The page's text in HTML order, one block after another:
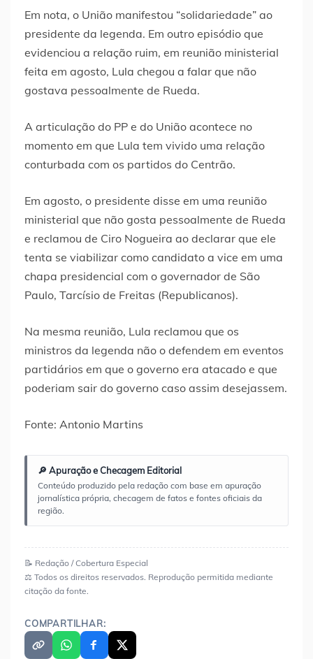
Em nota, o União manifestou “solidariedade” ao
presidente da legenda. Em outro episódio que
evidenciou a relação ruim, em reunião ministerial
feita em agosto, Lula chegou a falar que não
gostava pessoalmente de Rueda.
A articulação do PP e do União acontece no
momento em que Lula tem vivido uma relação
conturbada com os partidos do Centrão.
Em agosto, o presidente disse em uma reunião
ministerial que não gosta pessoalmente de Rueda
e reclamou de Ciro Nogueira ao declarar que ele
tenta se viabilizar como candidato a vice em uma
chapa presidencial com o governador de São
Paulo, Tarcísio de Freitas (Republicanos).
Na mesma reunião, Lula reclamou que os
ministros da legenda não o defendem em eventos
partidários em que o governo era atacado e que
poderiam sair do governo caso assim desejassem.
Fonte: Antonio Martins
🔎 Apuração e Checagem Editorial
Conteúdo produzido pela redação com base em apuração
jornalística própria, checagem de fatos e fontes oficiais da
região.
📝 Redação / Cobertura Especial
⚖️ Todos os direitos reservados. Reprodução permitida mediante
citação da fonte.
COMPARTILHAR: